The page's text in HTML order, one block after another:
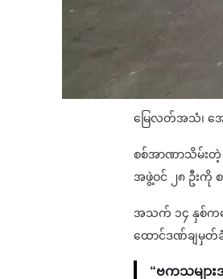
မြေလတ်အသံ၊ အ
စစ်အာဏာသိမ်းတဲ့ ဖ
အဖွဲ့ဝင် ၂၈ ဦးကို
အသက် ၁၄ နှစ်ကန
ထောင်ဒဏ်ချမှ
“ဗကသများ